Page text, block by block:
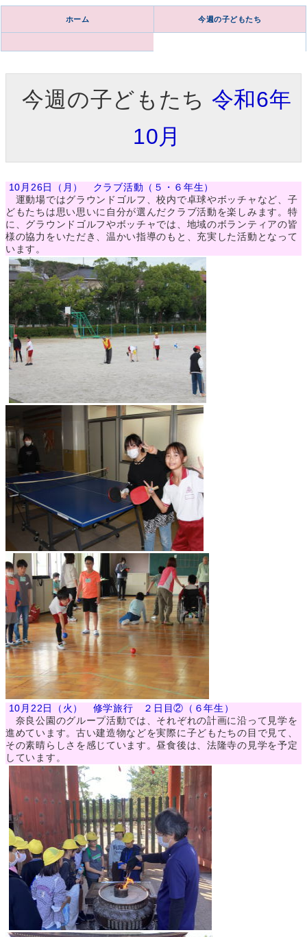
ホーム 今週の子どもたち
今週の子どもたち 令和6年
10月
10月26日（月） クラブ活動（５・６年生）
運動場ではグラウンドゴルフ、校内で卓球やボッチャなど、子
どもたちは思い思いに自分が選んだクラブ活動を楽しみます。特
に、グラウンドゴルフやボッチャでは、地域のボランティアの皆
様の協力をいただき、温かい指導のもと、充実した活動となって
います。
10月22日（火） 修学旅行 ２日目②（６年生）
奈良公園のグループ活動では、それぞれの計画に沿って見学を
進めています。古い建造物などを実際に子どもたちの目で見て、
その素晴らしさを感じています。昼食後は、法隆寺の見学を予定
しています。